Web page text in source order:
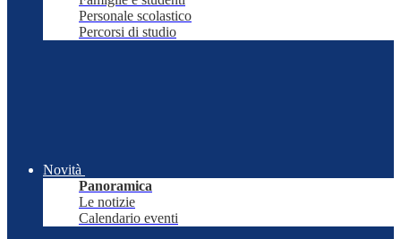
Personale scolastico
Percorsi di studio
Novità
Panoramica
Le notizie
Calendario eventi